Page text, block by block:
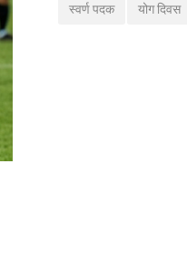
स्वर्ण पदक योग दिवस